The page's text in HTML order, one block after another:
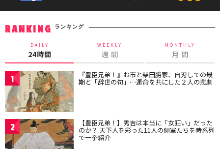
RANKING ランキング
DAILY
24時間
WEEKLY
週 間
MONTHLY
月 間
1 『豊臣兄弟！』お市と柴田勝家、自刃しての最
期と「辞世の句」…運命を共にした２人の悲劇
2 【豊臣兄弟！】秀吉は本当に「女狂い」だった
のか？ 天下人を彩った11人の側室たちを時系列
で一挙紹介